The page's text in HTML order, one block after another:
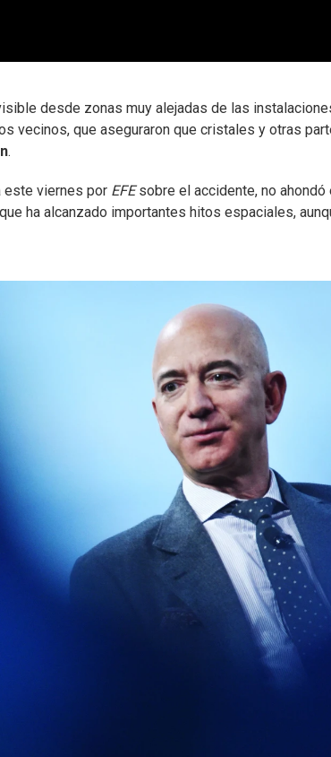
desde zonas muy alejadas de las
vecinos, que aseguraron que cristales y otras
.
este viernes por EFEsobre el accidente, no ahondó
ha alcanzado importantes hitos espaciales,